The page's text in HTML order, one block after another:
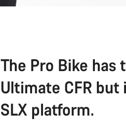
The Pro Bike has
Ultimate CFR
SLX platform.